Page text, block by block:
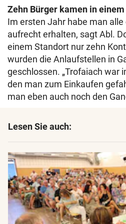
Zehn Bürger kamen in
Im ersten Jahr habe man alle
aufrecht erhalten, sagt Abl.
einem Standort nur zehn
wurden die Anlaufstellen in
geschlossen. „Trofaiach war
den man zum Einkaufen
man eben auch noch den
Lesen Sie auch: